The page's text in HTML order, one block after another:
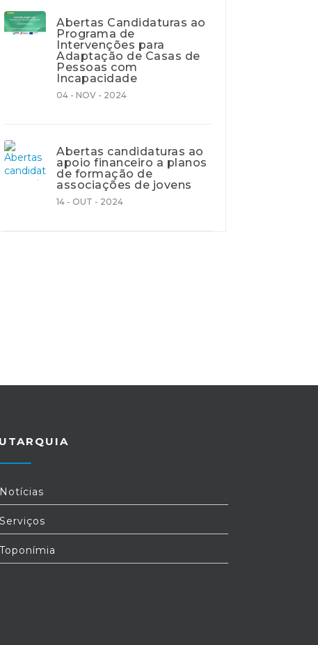
Abertas Candidaturas ao
Programa de
Intervenções para
Adaptação de Casas de
Pessoas com
Incapacidade
04 - NOV - 2024
Abertas candidaturas ao
apoio financeiro a planos
de formação de
associações de jovens
14 - OUT - 2024
Notícias
Serviços
Toponímia